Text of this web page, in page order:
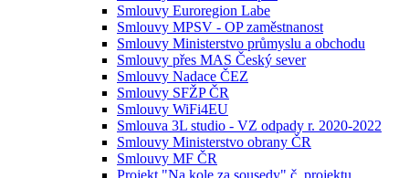
Smlouvy Euroregion Labe
Smlouvy MPSV - OP zaměstnanost
Smlouvy Ministerstvo průmyslu a obchodu
Smlouvy přes MAS Český sever
Smlouvy Nadace ČEZ
Smlouvy SFŽP ČR
Smlouvy WiFi4EU
Smlouva 3L studio - VZ odpady r. 2020-2022
Smlouvy Ministerstvo obrany ČR
Smlouvy MF ČR
Projekt "Na kole za sousedy" č. projektu